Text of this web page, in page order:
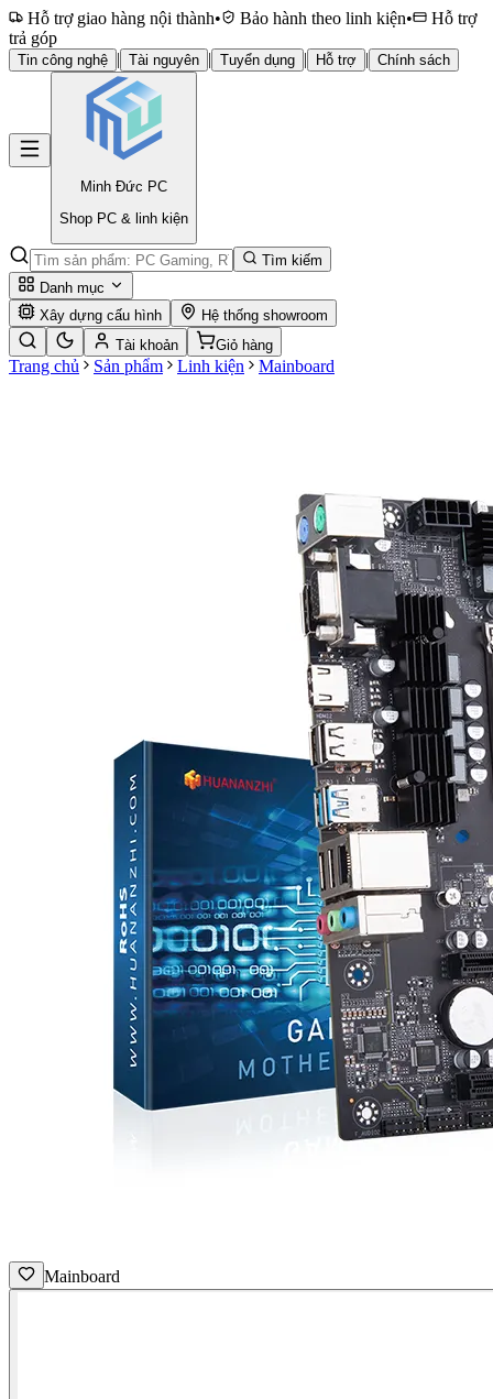
Hỗ trợ giao hàng nội thành• Bảo hành theo linh kiện•
Hỗ trợ
trả góp
Tin công nghệ | Tài nguyên | Tuyển dụng | Hỗ trợ | Chính sách
Minh Đức PC
Shop PC & linh kiện
Tìm kiếm
Danh mục
Xây dựng cấu hình
Hệ thống showroom
Tài khoản
Giỏ hàng
Trang chủ Sản phẩm Linh kiện Mainboard
Mainboard